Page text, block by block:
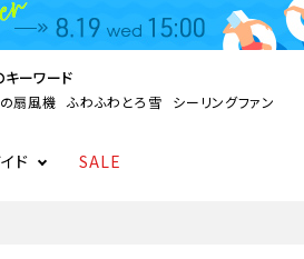
ーワード
扇風機 ふわふわとろ雪 シーリングファン
ド
ついて
SALE